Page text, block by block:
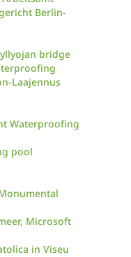
Berlin-
bridge
Laajennus
Waterproofing
pool
Microsoft
in Viseu